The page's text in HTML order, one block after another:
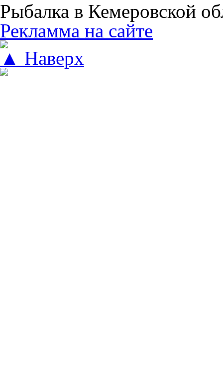
Рыбалка в Кемеровской
Рекламма на сайте
▲ Наверх